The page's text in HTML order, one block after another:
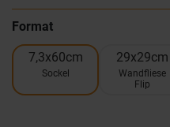
Format
7,3x60cm
Sockel
29x29cm
Wandfliese
Flip